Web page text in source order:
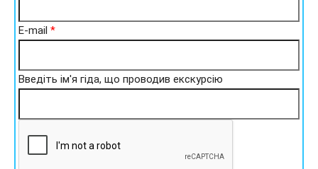
E-mail*
Введіть ім'я гіда, що проводив екскурсію